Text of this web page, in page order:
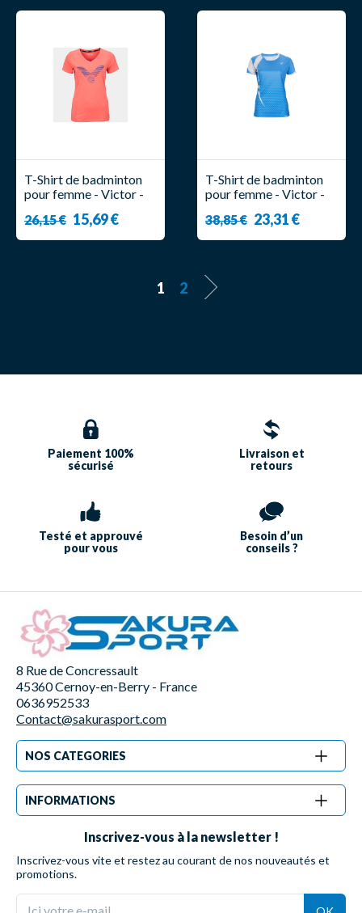
T-Shirt de badminton
pour femme - Victor -
26,15 € 15,69 €
T-Shirt de badminton
pour femme - Victor -
38,85 € 23,31 €
1 2
Paiement 100%
sécurisé
Livraison et
retours
Testé et approuvé
pour vous
Besoin d’un
conseils ?
8 Rue de Concressault
45360 Cernoy-en-Berry - France
0636952533
Contact@sakurasport.com
NOS CATEGORIES
INFORMATIONS
Inscrivez-vous à la newsletter !
Inscrivez-vous vite et restez au courant de nos nouveautés et
promotions.